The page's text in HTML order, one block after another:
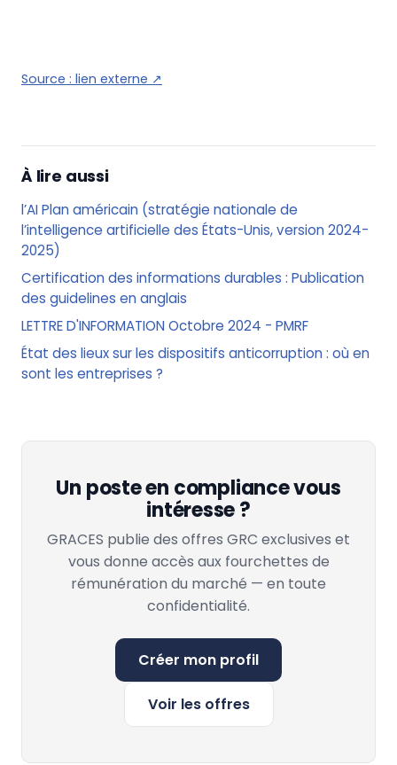
Source : lien externe ↗
À lire aussi
l’AI Plan américain (stratégie nationale de
l’intelligence artificielle des États-Unis, version 2024-
2025)
Certification des informations durables : Publication
des guidelines en anglais
LETTRE D'INFORMATION Octobre 2024 - PMRF
État des lieux sur les dispositifs anticorruption : où en
sont les entreprises ?
Un poste en compliance vous
intéresse ?
GRACES publie des offres GRC exclusives et
vous donne accès aux fourchettes de
rémunération du marché — en toute
confidentialité.
Créer mon profil
Voir les offres